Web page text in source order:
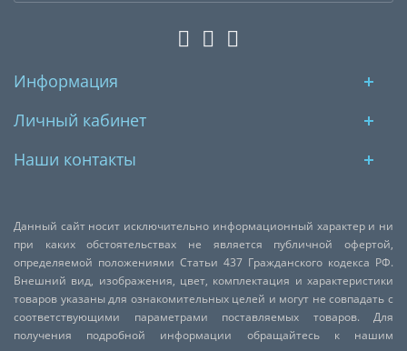
Информация
Личный кабинет
Наши контакты
Данный сайт носит исключительно информационный характер и ни
при каких обстоятельствах не является публичной офертой,
определяемой положениями Статьи 437 Гражданского кодекса РФ.
Внешний вид, изображения, цвет, комплектация и характеристики
товаров указаны для ознакомительных целей и могут не совпадать с
соответствующими параметрами поставляемых товаров. Для
получения подробной информации обращайтесь к нашим